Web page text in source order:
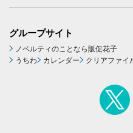
グループサイト
ノベルティのことなら販促花子
うちわ
カレンダー クリアファイ